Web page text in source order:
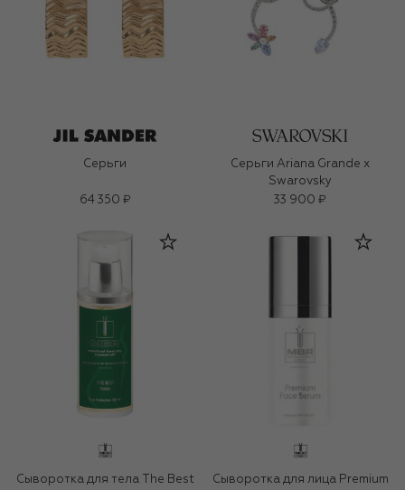
Серьги
64 350 ₽
Серьги Ariana Grande x
Swarovsky
33 900 ₽
Сыворотка для тела The Best
Сыворотка для лица Premium